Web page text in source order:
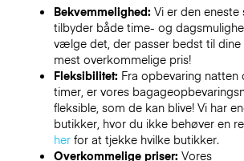
Bekvemmelighed: Vi er den eneste
tilbyder både time- og
vælge det, der passer bedst til dine
mest overkommelige pris!
Fleksibilitet: Fra opbevaring
timer, er vores
fleksible, som de kan blive! Vi har
butikker, hvor du ikke behøver en
herfor at tjekke hvilke butikker.
Overkommelige priser: Vores